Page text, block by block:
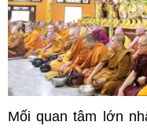
Mối quan tâm lớn